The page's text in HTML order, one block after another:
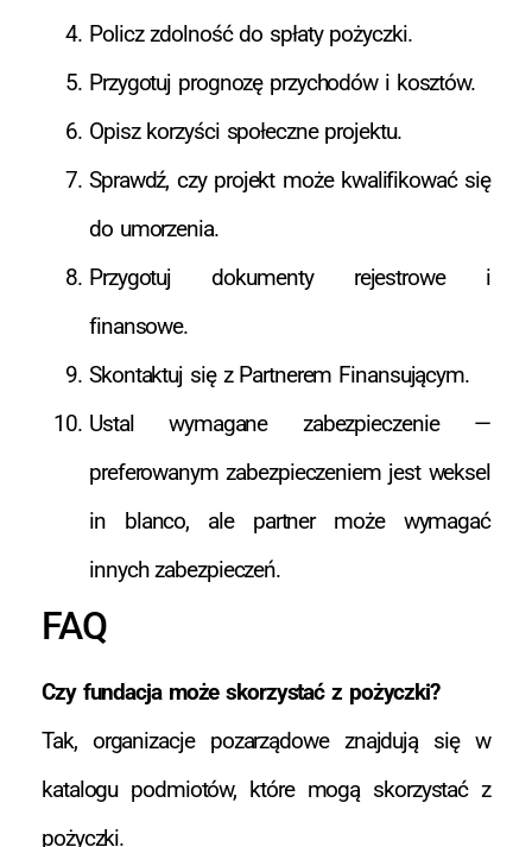
Policz zdolność do spłaty pożyczki.
Przygotuj prognozę przychodów i kosztów.
Opisz korzyści społeczne projektu.
Sprawdź, czy projekt może kwalifikować się
do umorzenia.
Przygotuj dokumenty rejestrowe i
finansowe.
Skontaktuj się z Partnerem Finansującym.
Ustal wymagane zabezpieczenie —
preferowanym zabezpieczeniem jest weksel
in blanco, ale partner może wymagać
innych zabezpieczeń.
FAQ
Czy fundacja może skorzystać z pożyczki?
Tak, organizacje pozarządowe znajdują się w
katalogu podmiotów, które mogą skorzystać z
pożyczki.